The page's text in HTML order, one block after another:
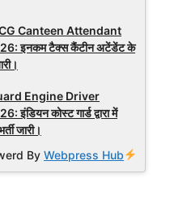
Canteen Attendant
इनकम टैक्स कैंटीन अटेंडेंट के
Engine Driver
कोस्ट गार्ड द्वारा में
जारी।
ByWebpress Hub